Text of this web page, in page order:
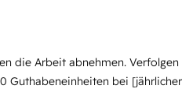
die Arbeit abnehmen.
Guthabeneinheiten bei